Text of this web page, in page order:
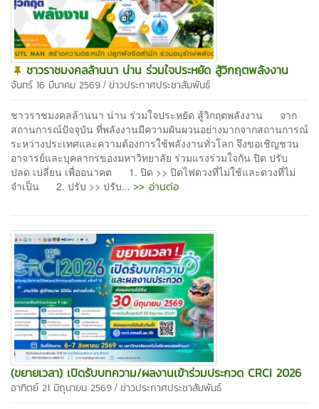
ชาวราชมงคลล้านนา น่าน ร่วมใจประหยัด สู้วิกฤตพลังงาน
จันทร์ 16 มีนาคม 2569 / ข่าวประกาศประชาสัมพันธ์
ชาวราชมงคลล้านนา น่าน ร่วมใจประหยัด สู้วิกฤตพลังงาน จาก
สถานการณ์ปัจจุบัน ที่พลังงานมีความผันผวนอย่างมากจากสถานการณ์
ระหว่างประเทศและความต้องการใช้พลังงานทั่วโลก จึงขอเชิญชวน
อาจารย์และบุคลากรของมหาวิทยาลัย ร่วมแรงร่วมใจกัน ปิด ปรับ
ปลด เปลี่ยน เพื่ออนาคต 1. ปิด >> ปิดไฟดวงที่ไม่ใช้และดวงที่ไม่
จำเป็น 2. ปรับ >> ปรับ... >> อ่านต่อ
(ขยายเวลา) เปิดรับบทความ/ผลงานเข้าร่วมประกวด CRCI 2026
อาทิตย์ 21 มิถุนายน 2569 / ข่าวประกาศประชาสัมพันธ์